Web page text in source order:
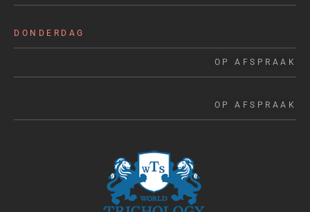
DONDERDAG
OP AFSPRAAK
OP AFSPRAAK